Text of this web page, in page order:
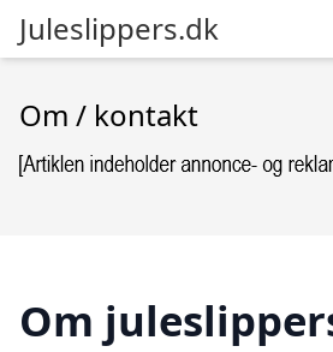
Juleslippers.dk
Om / kontakt
Om